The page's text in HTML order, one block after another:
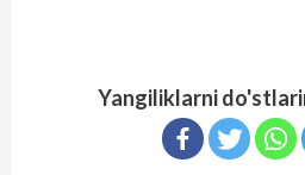
Yangiliklarni